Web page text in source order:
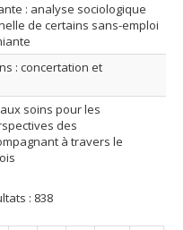
: analyse sociologique
de certains sans-emploi
: concertation et
soins pour les
des
à travers le
: 838